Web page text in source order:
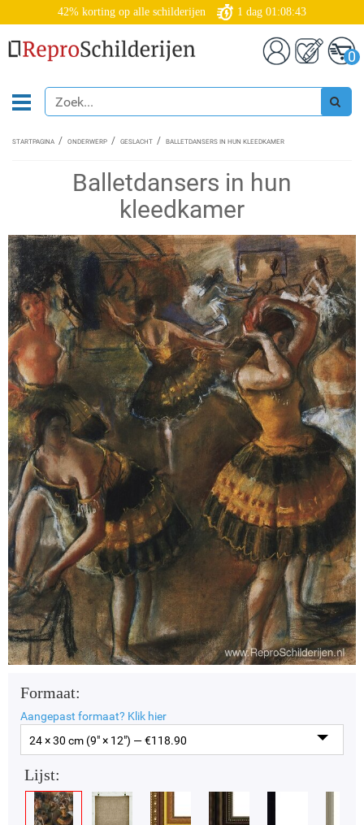
42% korting op alle schilderijen 1 dag 01:08:42
0
STARTPAGINA ONDERWERP GESLACHT BALLETDANSERS IN HUN KLEEDKAMER
Balletdansers in hun
kleedkamer
Formaat:
Aangepast formaat? Klik hier
24 × 30 cm (9" × 12") — €118.90
Lijst: